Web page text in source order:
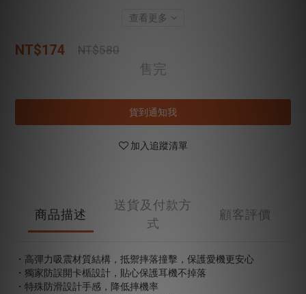
查看更多
NT$174 NT$580
售完
貨到通知我
加入追蹤清單
商品描述
送貨及付款方
式
顧客評價
・高彈力吸震材質結構，抵禦摔落撞擊，保護愛機更安心
・獨家防誤開卡楯設計，貼心保護耳機不掉落
・特殊防滑設計手感，降低摔機率